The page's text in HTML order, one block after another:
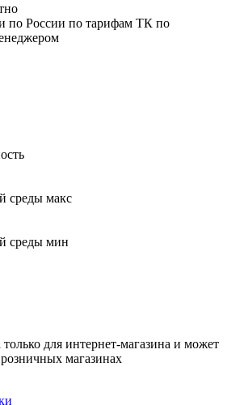
по России по тарифам ТК по
среды макс
среды мин
для интернет-магазина и может
магазинах